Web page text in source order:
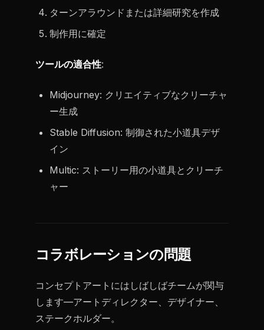
ターンアラウンドまたは詳細研究を作成
制作用に確定
ツールの適合性:
Midjourney: クリエイティブなクリーチャ
ー生成
Stable Diffusion: 制御された小道具デザ
イン
Multic: ストーリー用の小道具とクリーチ
ャー
コラボレーションの問題
コンセプトアートにはしばしばチームが関与
します—アートディレクター、デザイナー、
ステークホルダー。